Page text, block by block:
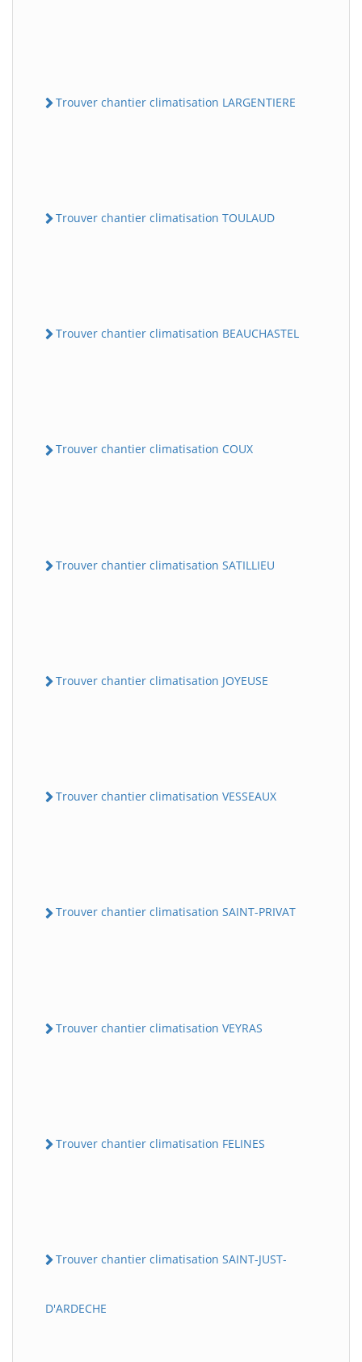
Trouver chantier climatisation LARGENTIERE
Trouver chantier climatisation TOULAUD
Trouver chantier climatisation BEAUCHASTEL
Trouver chantier climatisation COUX
Trouver chantier climatisation SATILLIEU
Trouver chantier climatisation JOYEUSE
Trouver chantier climatisation VESSEAUX
Trouver chantier climatisation SAINT-PRIVAT
Trouver chantier climatisation VEYRAS
Trouver chantier climatisation FELINES
Trouver chantier climatisation SAINT-JUST-
D'ARDECHE